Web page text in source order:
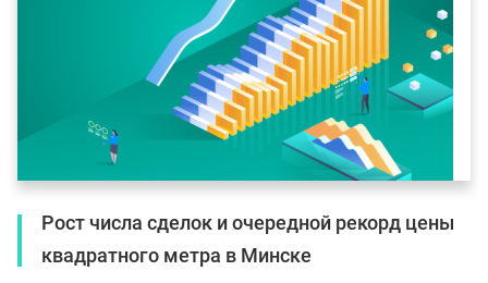
Рост числа сделок и очередной рекорд цены
квадратного метра в Минске